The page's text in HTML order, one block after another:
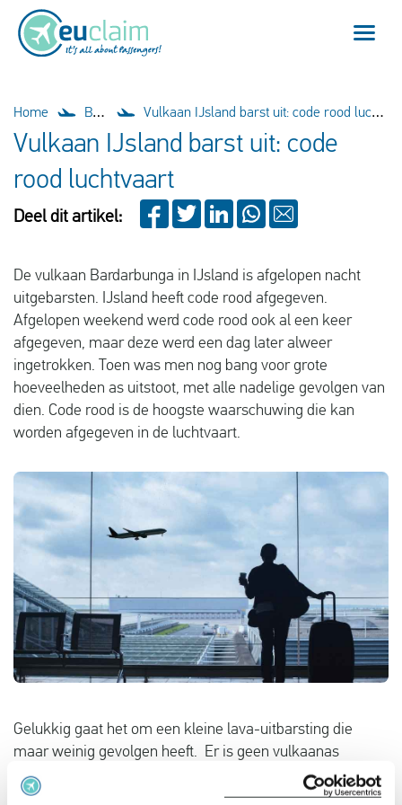
Vlucht gewijzigd
Aansluiting gemist
Contact
Nederlands
Vlucht vertraagd
Inloggen
Home Blog Vulkaan IJsland barst uit: code rood luchtvaart
Vulkaan IJsland barst uit: code
rood luchtvaart
Deel dit artikel:
De vulkaan Bardarbunga in IJsland is afgelopen nacht
uitgebarsten. IJsland heeft code rood afgegeven.
Afgelopen weekend werd code rood ook al een keer
afgegeven, maar deze werd een dag later alweer
ingetrokken. Toen was men nog bang voor grote
hoeveelheden as uitstoot, met alle nadelige gevolgen van
dien. Code rood is de hoogste waarschuwing die kan
worden afgegeven in de luchtvaart.
Gelukkig gaat het om een kleine lava-uitbarsting die
maar weinig gevolgen heeft. Er is geen vulkaanas
gesignaleerd in de lucht wat zou kunnen zorgen voor
verstoring van het vliegverkeer. Uit voorzorg is het